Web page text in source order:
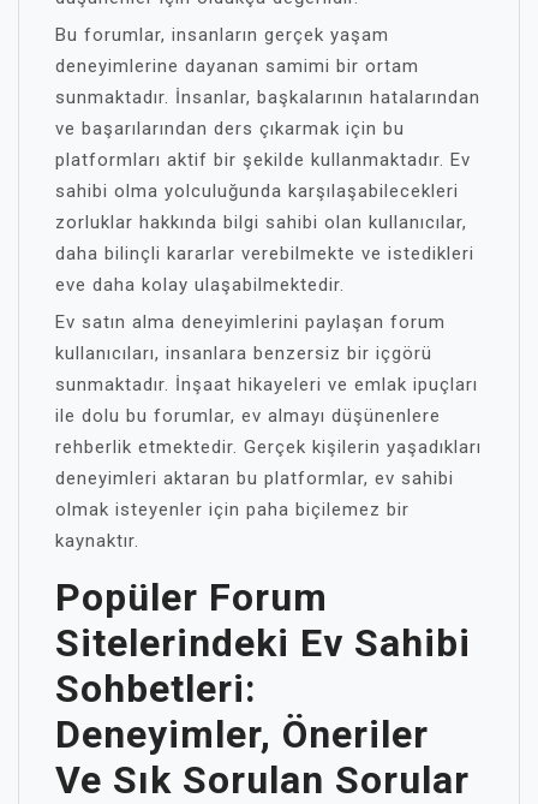
Bu forumlar, insanların gerçek yaşam
deneyimlerine dayanan samimi bir ortam
sunmaktadır. İnsanlar, başkalarının hatalarından
ve başarılarından ders çıkarmak için bu
platformları aktif bir şekilde kullanmaktadır. Ev
sahibi olma yolculuğunda karşılaşabilecekleri
zorluklar hakkında bilgi sahibi olan kullanıcılar,
daha bilinçli kararlar verebilmekte ve istedikleri
eve daha kolay ulaşabilmektedir.
Ev satın alma deneyimlerini paylaşan forum
kullanıcıları, insanlara benzersiz bir içgörü
sunmaktadır. İnşaat hikayeleri ve emlak ipuçları
ile dolu bu forumlar, ev almayı düşünenlere
rehberlik etmektedir. Gerçek kişilerin yaşadıkları
deneyimleri aktaran bu platformlar, ev sahibi
olmak isteyenler için paha biçilemez bir
kaynaktır.
Popüler Forum
Sitelerindeki Ev Sahibi
Sohbetleri:
Deneyimler, Öneriler
Ve Sık Sorulan Sorular